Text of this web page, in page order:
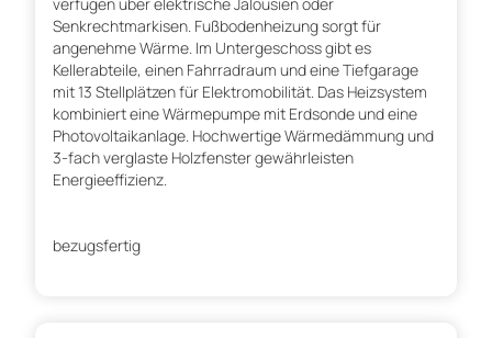
verfügen über elektrische Jalousien oder
Senkrechtmarkisen. Fußbodenheizung sorgt für
angenehme Wärme. Im Untergeschoss gibt es
Kellerabteile, einen Fahrradraum und eine Tiefgarage
mit 13 Stellplätzen für Elektromobilität. Das Heizsystem
kombiniert eine Wärmepumpe mit Erdsonde und eine
Photovoltaikanlage. Hochwertige Wärmedämmung und
3-fach verglaste Holzfenster gewährleisten
Energieeffizienz.
bezugsfertig